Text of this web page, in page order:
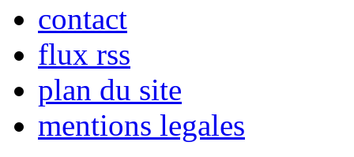
contact
flux rss
plan du site
mentions legales